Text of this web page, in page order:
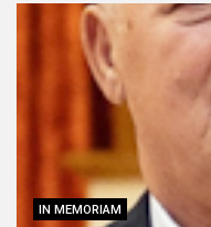
IN MEMORIAM